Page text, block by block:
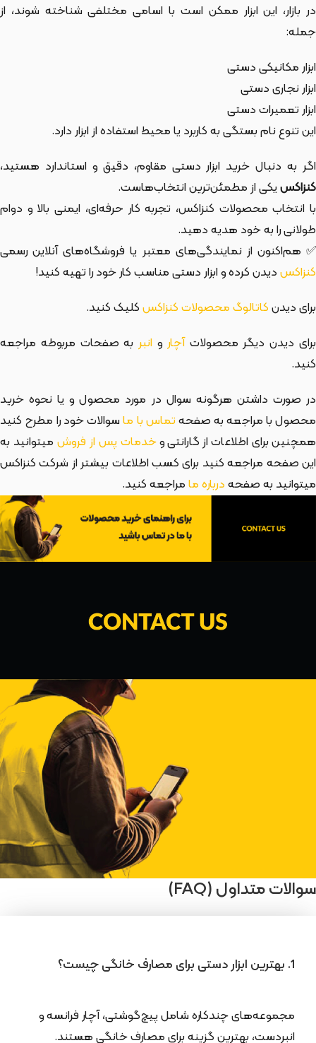
در بازار، این ابزار ممکن است با اسامی مختلفی شناخته شوند، از
جمله:
ابزار مکانیکی دستی
ابزار نجاری دستی
ابزار تعمیرات دستی
این تنوع نام بستگی به کاربرد یا محیط استفاده از ابزار دارد.
اگر به دنبال خرید ابزار دستی مقاوم، دقیق و استاندارد هستید،
کنزاکسیکی از مطمئن‌ترین انتخاب‌هاست.
با انتخاب محصولات کنزاکس، تجربه کار حرفه‌ای، ایمنی بالا و دوام
طولانی را به خود هدیه دهید.
✅ هم‌اکنون از نمایندگی‌های معتبر یا فروشگاه‌های آنلاین رسمی
کنزاکسدیدن کرده و ابزار دستی مناسب کار خود را تهیه کنید!
برای دیدنکاتالوگ محصولات کنزاکسکلیک کنید.
برای دیدن دیگر محصولاتآچار و انبربه صفحات مربوطه مراجعه
کنید.
در صورت داشتن هرگونه سوال در مورد محصول و یا نحوه خرید
محصول با مراجعه به صفحهتماس با ماسوالات خود را مطرح کنید
همچنین برای اطلاعات از گارانتی وخدمات پس از فروش میتوانید به
این صفحه مراجعه کنید برای کسب اطلاعات بیشتر از شرکت کنزاکس
میتوانید به صفحهدرباره مامراجعه کنید.
سوالات متداول (FAQ)
1. بهترین ابزار دستی برای مصارف خانگی چیست؟
مجموعه‌های چندکاره شامل پیچ‌گوشتی، آچار فرانسه و
انبردست، بهترین گزینه برای مصارف خانگی هستند.